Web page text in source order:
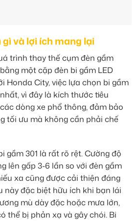
và lợi ích mang lại
trình thay thế cụm đèn gầm
một cặp đèn bi gầm LED
Honda City, việc lựa chọn bi gầm
vì đây là kích thước tiêu
dòng xe phổ thông, đảm bảo
tối ưu mà không cần phải chế
gầm 301 là rất rõ rệt. Cường độ
lên gấp 3-6 lần so với đèn gầm
xa cũng được cải thiện đáng
này đặc biệt hữu ích khi bạn lái
mù dày đặc hoặc mưa lớn,
thể bị phản xạ và gây chói. Bi